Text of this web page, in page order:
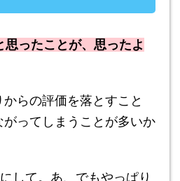
思ったことが、思ったよ
らの評価を落とすこと
ってしまうことが多いか
して。あ、でもやっぱり